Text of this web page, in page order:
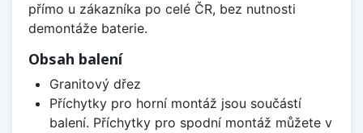
přímo u zákazníka po celé ČR, bez nutnosti
demontáže baterie.
Obsah balení
Granitový dřez
Příchytky pro horní montáž jsou součástí
balení. Příchytky pro spodní montáž můžete v